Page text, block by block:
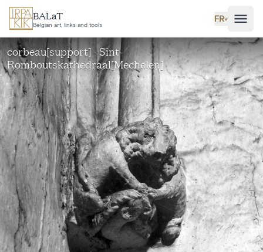
Aller au contenu principal
BALaT
Belgian art, links and tools
FR˅
corbeau[support] - Sint-
Romboutskathedraal[Mechelen]